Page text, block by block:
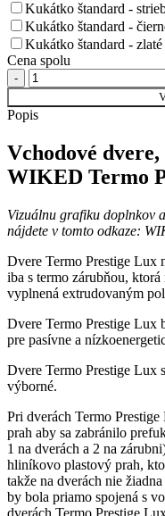
Kukátko štandard -
Kukátko štandard -
Kukátko štandard -
Cena spolu
množstvo
Vchodové
dvere
Wiked
Prestige
Lux
vzor
plné
–
dvere
+
zárubňa
+
kľučka
Popis
Vchodové dvere,
WIKED Termo
Vizuálnu grafiku doplnkov
nájdete v tomto odkaze:
Dvere Termo Prestige Lux
iba s termo zárubňou,
vyplnená extrudovaným
Dvere Termo Prestige Lux
pre pasívne a
Dvere Termo Prestige Lux
výborné.
Pri dverách Termo
prah aby sa zabránilo
1 na dverách a 2 na
hliníkovo plastový prah,
takže na dverách nie
by bola priamo spojená s